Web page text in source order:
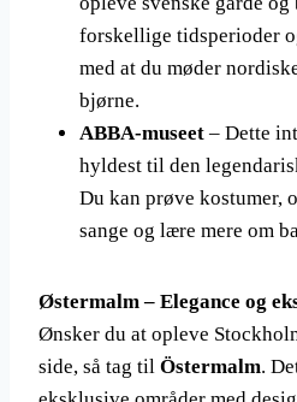
forskellige tidsperioder
med at du møder
bjørne.
ABBA-museet – Dette
hyldest til den
Du kan prøve kostumer,
sange og lære mere om
Østermalm – Elegance og
Ønsker du at opleve
side, så tag til Östermalm.